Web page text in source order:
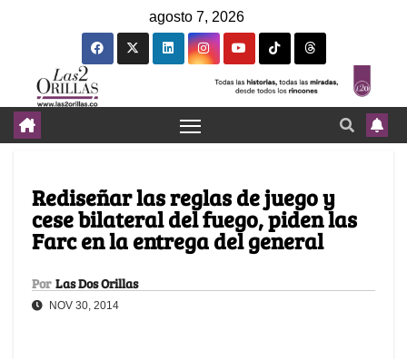
agosto 7, 2026
Rediseñar las reglas de juego y
cese bilateral del fuego, piden las
Farc en la entrega del general
Por Las Dos Orillas
NOV 30, 2014